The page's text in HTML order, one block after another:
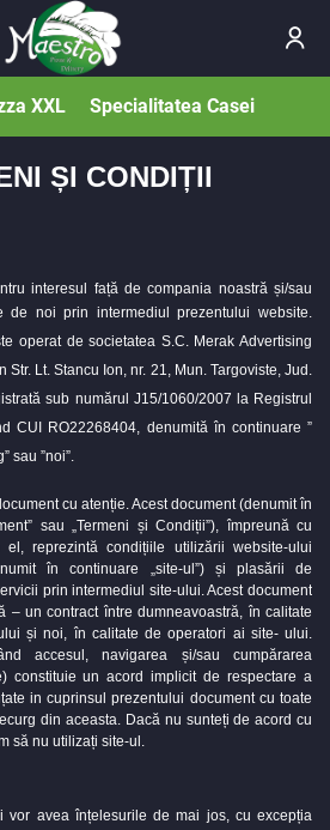
XXL Specialitatea Casei
ȘI CONDIȚII
interesul față de compania noastră și/sau
de noi prin intermediul prezentului website.
operat de societatea S.C. Merak Advertising
Str. Lt. Stancu Ion, nr. 21, Mun. Targoviste, Jud.
sub numărul J15/1060/2007 la Registrul
CUI RO22268404, denumită în continuare ”
sau ”noi”.
cu atenție. Acest document (denumit în
sau „Termeni și Condiții”), împreună cu
el, reprezintă condițiile utilizării website-ului
în continuare „site-ul”) și plasării de
prin intermediul site-ului. Acest document
– un contract între dumneavoastră, în calitate
și noi, în calitate de operatori ai site- ului.
accesul, navigarea și/sau cumpărarea
constituie un acord implicit de respectare a
in cuprinsul prezentului document cu toate
din aceasta. Dacă nu sunteți de acord cu
să nu utilizați site-ul.
vor avea înțelesurile de mai jos, cu excepția